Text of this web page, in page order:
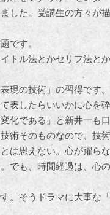
した。受講生の方々が
です。
トル法とかセリフ法と
現の技術」の習得です。
表したらいいかに心を砕
化である」と新井一も
術そのものなので、技
は思えない。心が躍ら
でも、時間経過は、心
。そうドラマに大事な「